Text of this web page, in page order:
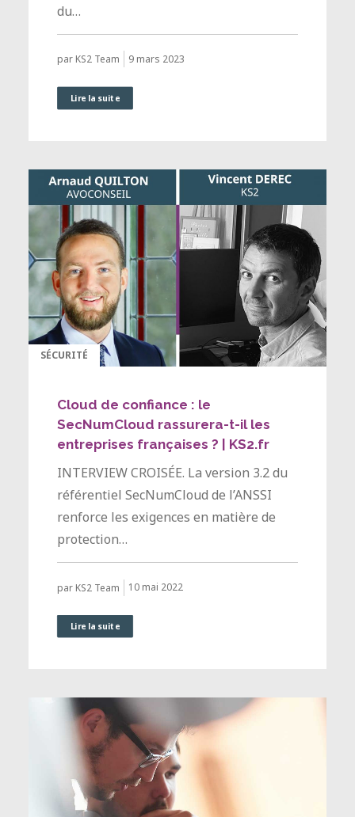
du…
par KS2 Team 9 mars 2023
Lire la suite
SÉCURITÉ
Cloud de confiance : le
SecNumCloud rassurera-t-il les
entreprises françaises ? | KS2.fr
INTERVIEW CROISÉE. La version 3.2 du
référentiel SecNumCloud de l’ANSSI
renforce les exigences en matière de
protection…
par KS2 Team 10 mai 2022
Lire la suite